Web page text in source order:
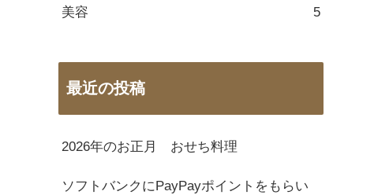
美容 5
最近の投稿
2026年のお正月 おせち料理
ソフトバンクにPayPayポイントをもらい